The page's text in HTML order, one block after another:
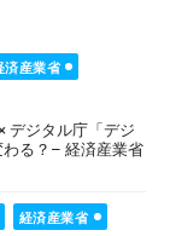
済産業省
デジタル庁「デジ
る？– 経済産業省
経済産業省